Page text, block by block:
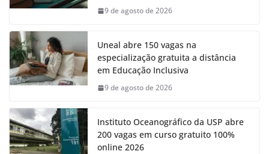
9 de agosto de 2026
Uneal abre 150 vagas na
especialização gratuita a distância
em Educação Inclusiva
9 de agosto de 2026
Instituto Oceanográfico da USP abre
200 vagas em curso gratuito 100%
online 2026